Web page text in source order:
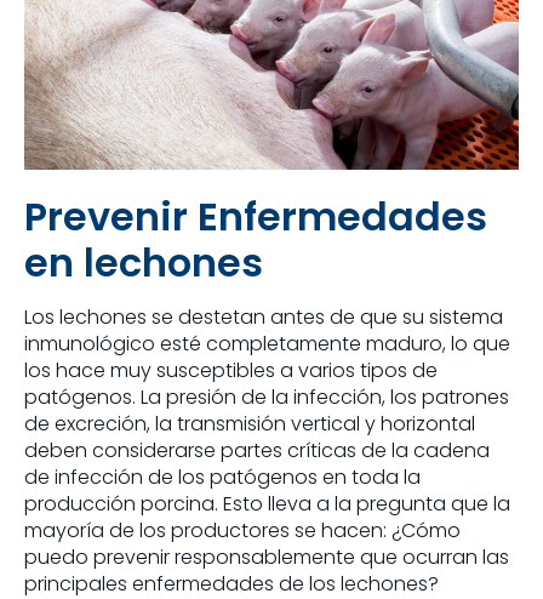
Prevenir Enfermedades
en lechones
Los lechones se destetan antes de que su sistema
inmunológico esté completamente maduro, lo que
los hace muy susceptibles a varios tipos de
patógenos. La presión de la infección, los patrones
de excreción, la transmisión vertical y horizontal
deben considerarse partes críticas de la cadena
de infección de los patógenos en toda la
producción porcina. Esto lleva a la pregunta que la
mayoría de los productores se hacen: ¿Cómo
puedo prevenir responsablemente que ocurran las
principales enfermedades de los lechones?